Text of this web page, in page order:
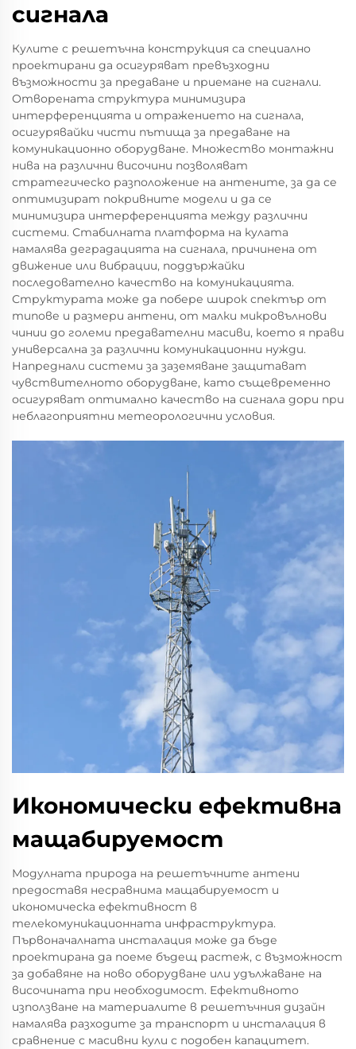
сигнала
Кулите с решетъчна конструкция са специално
проектирани да осигуряват превъзходни
възможности за предаване и приемане на сигнали.
Отворената структура минимизира
интерференцията и отражението на сигнала,
осигурявайки чисти пътища за предаване на
комуникационно оборудване. Множество монтажни
нива на различни височини позволяват
стратегическо разположение на антените, за да се
оптимизират покривните модели и да се
минимизира интерференцията между различни
системи. Стабилната платформа на кулата
намалява деградацията на сигнала, причинена от
движение или вибрации, поддържайки
последователно качество на комуникацията.
Структурата може да побере широк спектър от
типове и размери антени, от малки микровълнови
чинии до големи предавателни масиви, което я прави
универсална за различни комуникационни нужди.
Напреднали системи за заземяване защитават
чувствителното оборудване, като същевременно
осигуряват оптимално качество на сигнала дори при
неблагоприятни метеорологични условия.
Икономически ефективна
мащабируемост
Модулната природа на решетъчните антени
предоставя несравнима мащабируемост и
икономическа ефективност в
телекомуникационната инфраструктура.
Първоначалната инсталация може да бъде
проектирана да поеме бъдещ растеж, с възможност
за добавяне на ново оборудване или удължаване на
височината при необходимост. Ефективното
използване на материалите в решетъчния дизайн
намалява разходите за транспорт и инсталация в
сравнение с масивни кули с подобен капацитет.